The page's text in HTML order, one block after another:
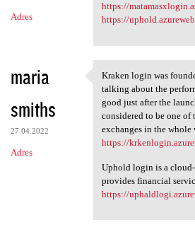
Adres
https://
https://
maria
smiths
27.04.2022
Adres
Kraken login was
Kraken login was
talking about the
good just after the
considered to be one
exchanges in the whole
https://
Uphold login is a
provides financial
https://